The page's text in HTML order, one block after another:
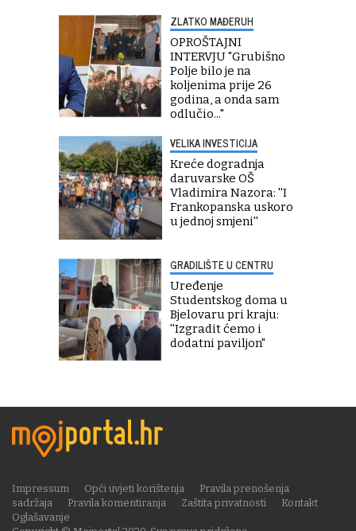
ZLATKO MAĐERUH
OPROŠTAJNI
INTERVJU "Grubišno
Polje bilo je na
koljenima prije 26
godina, a onda sam
odlučio..."
VELIKA INVESTICIJA
Kreće dogradnja
daruvarske OŠ
Vladimira Nazora: ''I
Frankopanska uskoro
u jednoj smjeni''
GRADILIŠTE U CENTRU
Uređenje
Studentskog doma u
Bjelovaru pri kraju:
''Izgradit ćemo i
dodatni paviljon"
Impressum Opći uvjeti korištenja
Pravila prenošenja
sadržaja
Pravila komentiranja Zaštita privatnosti
Kontakt
Oglašavanje